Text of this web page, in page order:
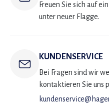
Freuen Sie sich auf
unter neuer Flagge.
KUNDENSERVICE
Bei Fragen sind wir
kontaktieren Sie uns